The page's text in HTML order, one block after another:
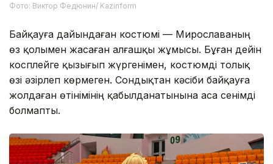
Фото: Виктор Федюнин/ Kazinform
Байқауға дайындаған костюмі — Мирославаның
өз қолымен жасаған алғашқы жұмысы. Бұған дейін
косплейге қызығып жүргенімен, костюмді толық
өзі әзірлеп көрмеген. Сондықтан кәсіби байқауға
жолдаған өтінімінің қабылданатынына аса сенімді
болмапты.